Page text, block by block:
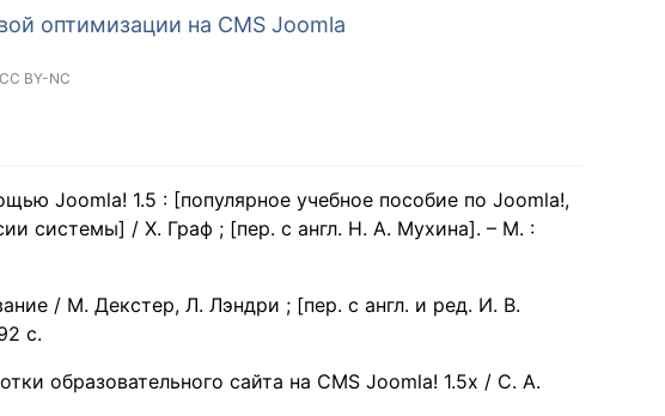
оптимизации на CMS Joomla
CC BY-NC
Joomla! 1.5 : [популярное учебное пособие по Joomla!,
системы] / Х. Граф ; [пер. с англ. Н. А. Мухина]. – М. :
/ М. Декстер, Л. Лэндри ; [пер. с англ. и ред. И. В.
c.
образовательного сайта на CMS Joomla! 1.5x / С. А.